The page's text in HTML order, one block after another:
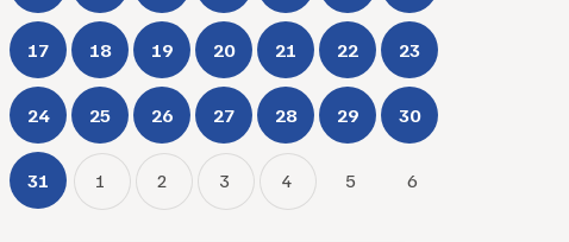
17 18 19 20 21 22 23
24 25 26 27 28 29 30
31 1 2 3 4 5 6